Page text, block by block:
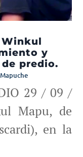
y
predio.
29 / 09 /
Mapu, de
en la